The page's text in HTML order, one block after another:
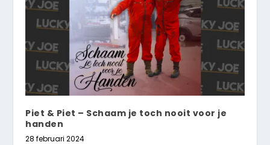
Piet & Piet – Schaam je toch nooit voor je
handen
28 februari 2024